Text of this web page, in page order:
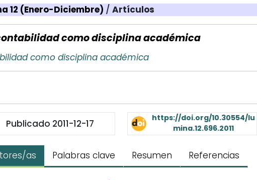
12 (Enero-Diciembre) / Artículos
como disciplina académica
como disciplina académica
Publicado 2011-12-17
https://doi.org/10.30554/lu
mina.12.696.2011
as Palabras clave Resumen Referencias